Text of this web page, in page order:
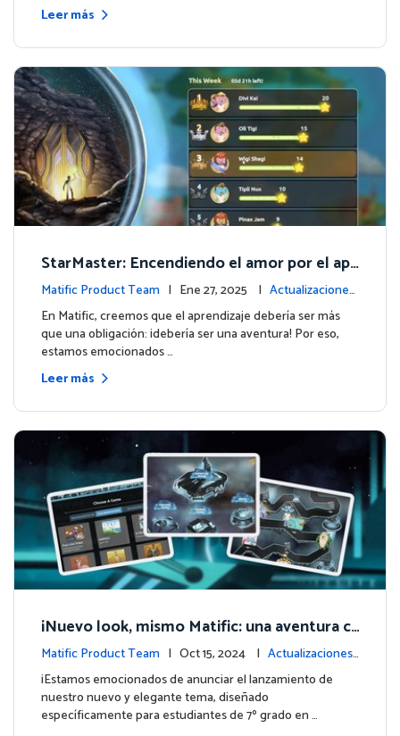
Leer más
StarMaster: Encendiendo el amor por el apr
endizaje a través de la competencia amistos
a
Matific Product Team | Ene 27, 2025 | Actualizaciones
de la plataforma
En Matific, creemos que el aprendizaje debería ser más
que una obligación: ¡debería ser una aventura! Por eso,
estamos emocionados …
Leer más
¡Nuevo look, mismo Matific: una aventura c
ósmica de aprendizaje te espera! 🚀🌌
Matific Product Team | Oct 15, 2024 | Actualizaciones
de la plataforma
¡Estamos emocionados de anunciar el lanzamiento de
nuestro nuevo y elegante tema, diseñado
específicamente para estudiantes de 7º grado en …